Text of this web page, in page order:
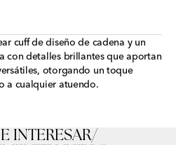
cuff de diseño de cadena y un
con detalles brillantes que aportan
otorgando un toque
a cualquier atuendo.
INTERESAR/